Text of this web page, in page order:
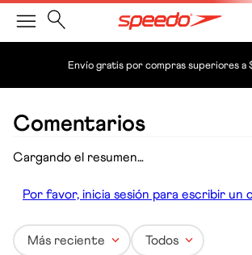
Envío gratis por compras superiores a
Comentarios
Cargando el resumen…
Por favor, inicia sesión para escribir un
Más reciente Todos